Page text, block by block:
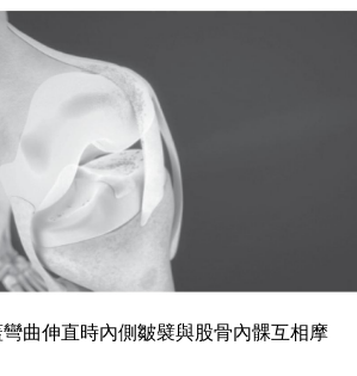
彎曲伸直時內側皺襞與股骨內髁互相摩